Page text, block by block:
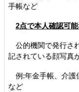
手帳など
2点で本人確認可
公的機関で発行さ
記されている顔写真
例:年金手帳、介護
など